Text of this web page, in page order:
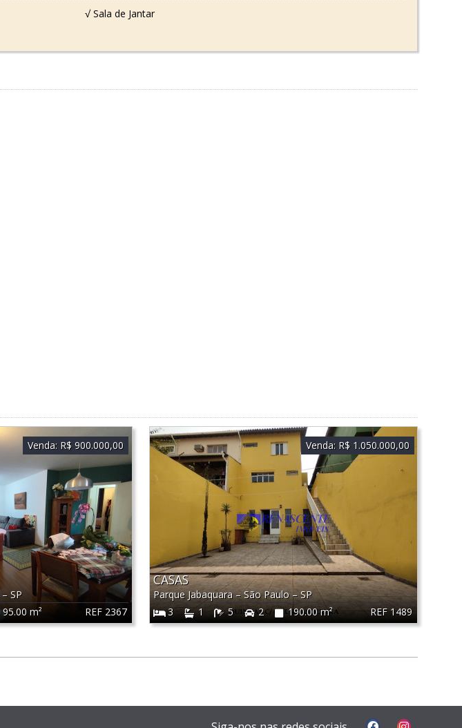
√ Sala de Jantar
REF 2367
–SP
95.00 m²
Venda: R$ 900.000,00
REF 1489
CASAS
Parque Jabaquara–São Paulo–SP
3
1 5 2 190.00 m²
Venda: R$ 1.050.000,00